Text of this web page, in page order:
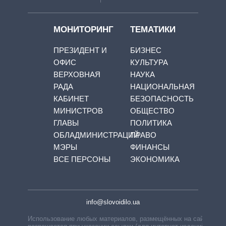
МОНИТОРИНГ
ПРЕЗИДЕНТ И
ОФИС
ВЕРХОВНАЯ
РАДА
КАБИНЕТ
МИНИСТРОВ
ГЛАВЫ
ОБЛАДМИНИСТРАЦИЙ
МЭРЫ
ВСЕ ПЕРСОНЫ
ТЕМАТИКИ
БИЗНЕС
КУЛЬТУРА
НАУКА
НАЦИОНАЛЬНАЯ
БЕЗОПАСНОСТЬ
ОБЩЕСТВО
ПОЛИТИКА
ПРАВО
ФИНАНСЫ
ЭКОНОМИКА
info@slovoidilo.ua
Использование любых материалов, размещённых на сайте,